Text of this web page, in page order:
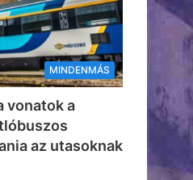
MINDENMÁS
vonatok a
az utasoknak